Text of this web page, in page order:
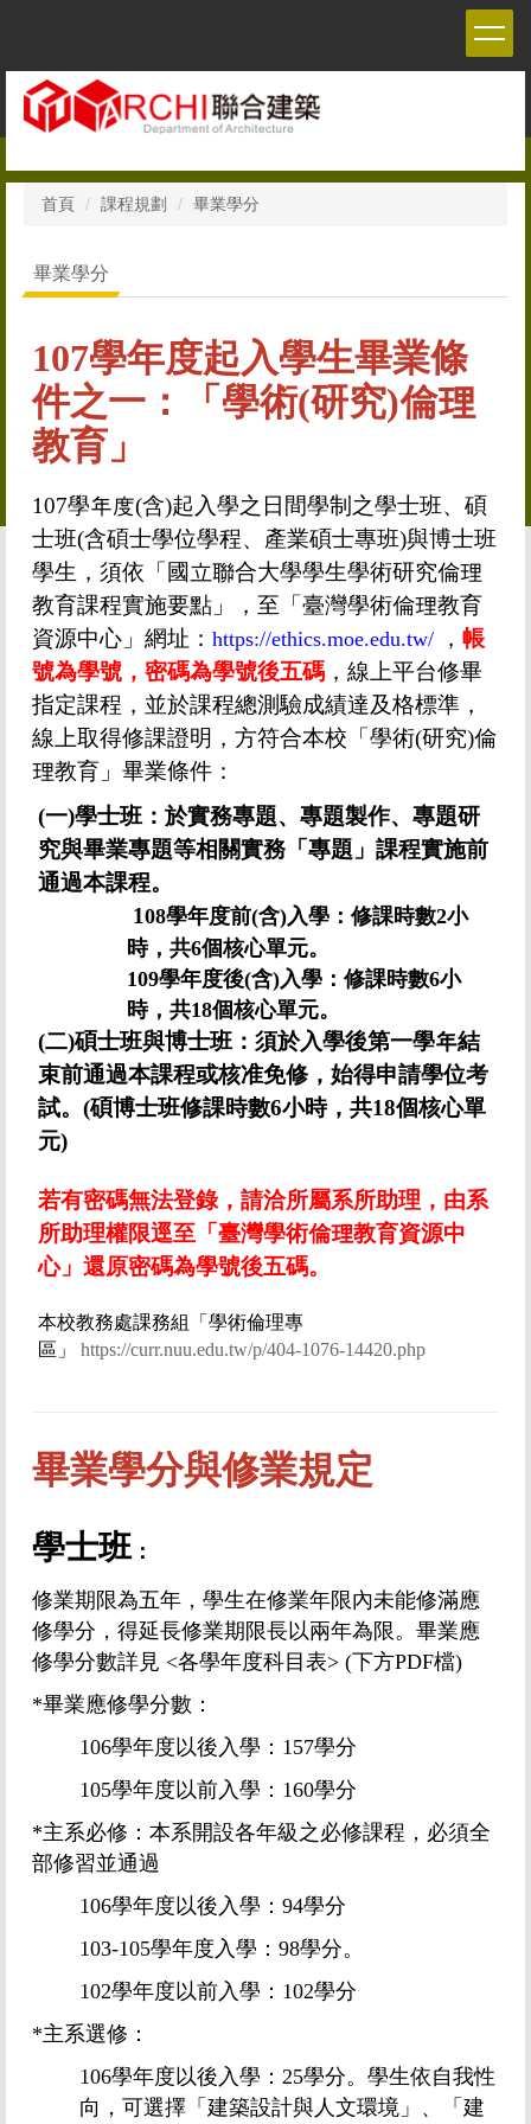
要
內
首頁 課程規劃 畢業學分
畢業學分
107學年度起入學生畢業條
件之一：「學術(研究)倫理
教育」
107學年度(含)起入學之日間學制之學士班、碩
士班(含碩士學位學程、產業碩士專班)與博士班
學生，須依「國立聯合大學學生學術研究倫理
教育課程實施要點」，至「臺灣學術倫理教育
資源中心」網址： https://ethics.moe.edu.tw/​ ， 帳
號為學號，密碼為學號後五碼 ，線上平台修畢
指定課程，並於課程總測驗成績達及格標準，
線上取得修課證明，方符合本校「學術(研究)倫
理教育」畢業條件：
(一)學士班： 於實務專題、專題製作、專題研
究與畢業專題等相關實務「專題」課程實施前
通過本課程。
108學年度前(含)入學：修課時數2小
時，共6個核心單元。
109學年度後(含)入學：修課時數6小
時，共18個核心單元。
(二)碩士班與博士班：須於入學後第一學年結
束前通過本課程或核准免修，始得申請學位考
試。(碩博士班修課時數6小時，共18個核心單
元)
若有密碼無法登錄，請洽所屬系所助理，由系
所助理權限逕至「臺灣學術倫理教育資源中
心」還原密碼為學號後五碼。
本校教務處課務組「學術倫理專
區」 https://curr.nuu.edu.tw/p/404-1076-14420.php
畢業學分與修業規定
學士班：
修業期限為五年，學生在修業年限內未能修滿應
修學分，得延長修業期限長以兩年為限。畢業應
修學分數詳見 <各學年度科目表> (下方PDF檔)
*畢業應修學分數：
106學年度以後入學： 157學分
105學年度以前入學： 160學分
*主系必修：本系開設各年級之必修課程，必須全
部修習並通過
106學年度以後入學： 94學分
103-105學年度入學： 98學分。
102學年度以前入學： 102學分
*主系選修：
106學年度以後入學： 25學分。學生依自我性
向，可選擇「建築設計與人文環境」、「建